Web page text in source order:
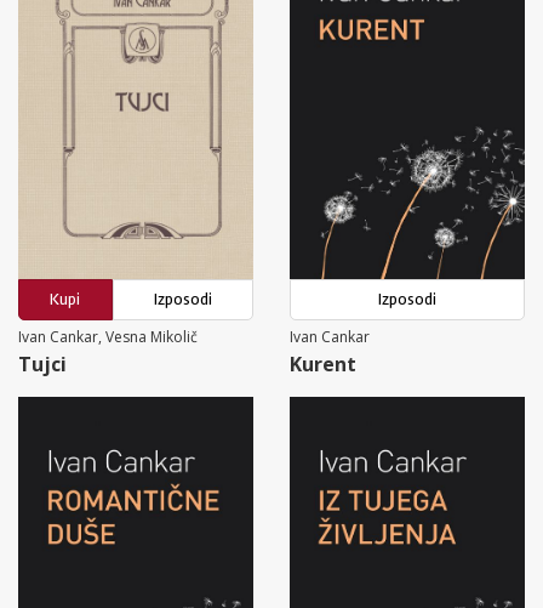
Kupi
Izposodi
Ivan Cankar, Vesna Mikolič
Tujci
Izposodi
Ivan Cankar
Kurent